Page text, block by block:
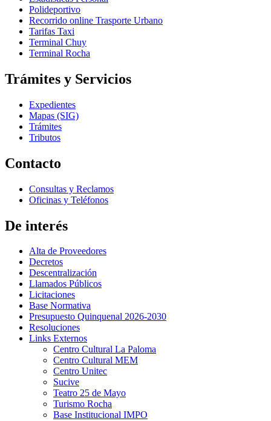
Polideportivo
Recorrido online Trasporte Urbano
Tarifas Taxi
Terminal Chuy
Terminal Rocha
Trámites y Servicios
Expedientes
Mapas (SIG)
Trámites
Tributos
Contacto
Consultas y Reclamos
Oficinas y Teléfonos
De interés
Alta de Proveedores
Decretos
Descentralización
Llamados Públicos
Licitaciones
Base Normativa
Presupuesto Quinquenal 2026-2030
Resoluciones
Links Externos
Centro Cultural La Paloma
Centro Cultural MEM
Centro Unitec
Sucive
Teatro 25 de Mayo
Turismo Rocha
Base Institucional IMPO